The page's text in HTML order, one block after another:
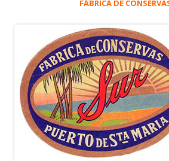
FÁBRICA DE